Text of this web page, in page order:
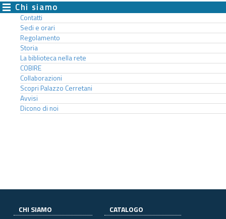
Chi siamo
Contatti
Sedi e orari
Regolamento
Storia
La biblioteca nella rete
COBIRE
Collaborazioni
Scopri Palazzo Cerretani
Avvisi
Dicono di noi
CHI SIAMO
CATALOGO